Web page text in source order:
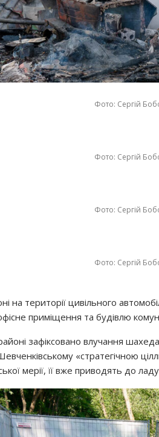
Фото: Сергій
Фото: Сергій
Фото: Сергій
Фото: Сергій
на території цивільного
приміщення та будівлю
зафіксовано влучання
«стратегічною
мерії, її вже приводять до